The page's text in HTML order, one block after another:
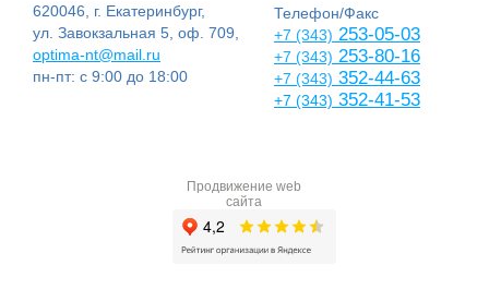
620046, г. Екатеринбург,
ул. Завокзальная 5, оф. 709,
optima-nt@mail.ru
пн-пт: с 9:00 до 18:00
Телефон/Факс
+7 (343) 253-05-03
+7 (343) 253-80-16
+7 (343) 352-44-63
+7 (343) 352-41-53
Продвижение web
сайта